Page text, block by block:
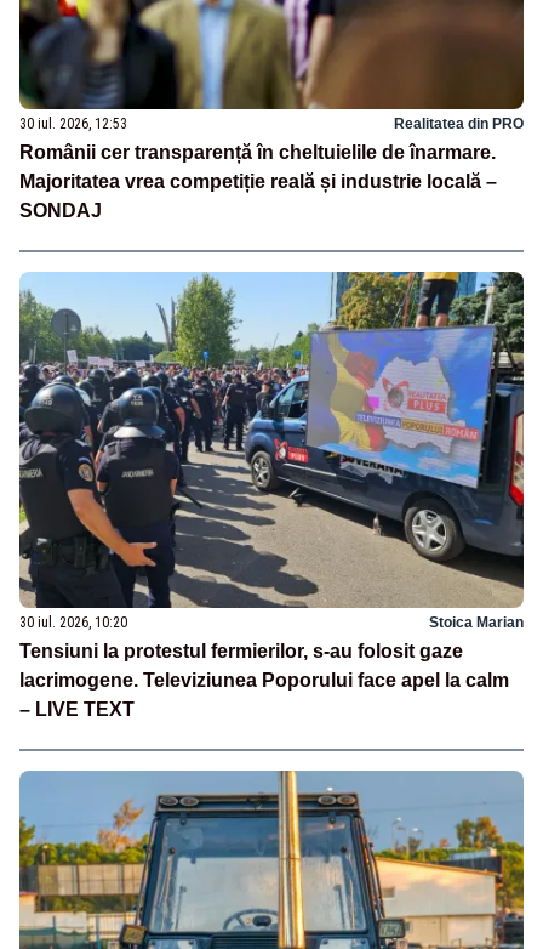
30 iul. 2026, 12:53 Realitatea din PRO
Românii cer transparență în cheltuielile de înarmare.
Majoritatea vrea competiție reală și industrie locală –
SONDAJ
30 iul. 2026, 10:20 Stoica Marian
Tensiuni la protestul fermierilor, s-au folosit gaze
lacrimogene. Televiziunea Poporului face apel la calm
– LIVE TEXT